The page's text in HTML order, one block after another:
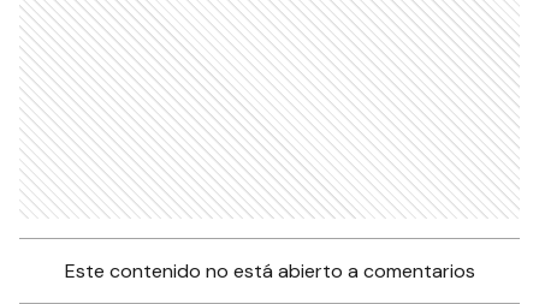
Este contenido no está abierto a comentarios